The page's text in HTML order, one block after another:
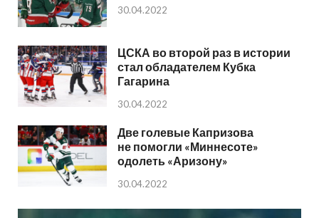
30.04.2022
ЦСКА во второй раз в истории
стал обладателем Кубка
Гагарина
30.04.2022
Две голевые Капризова
не помогли «Миннесоте»
одолеть «Аризону»
30.04.2022